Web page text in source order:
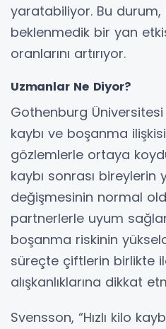
yaratabiliyor. Bu durum,
beklenmedik bir yan
oranlarını artırıyor.
Uzmanlar Ne Diyor?
Gothenburg Üniversitesi
kaybı ve boşanma
gözlemlerle ortaya
kaybı sonrası bireylerin
değişmesinin normal
partnerlerle uyum
boşanma riskinin
süreçte çiftlerin birlikte
alışkanlıklarına dikkat
Svensson, “Hızlı kilo